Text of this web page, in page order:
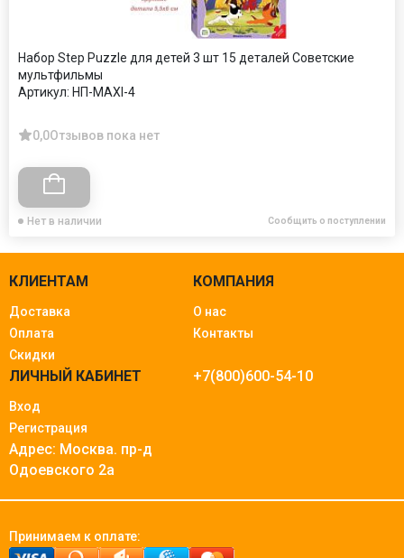
Набор Step Puzzle для детей 3 шт 15 деталей Советские
мультфильмы
Артикул: НП-MAXI-4
0,0Отзывов пока нет
Нет в наличии Сообщить о поступлении
КЛИЕНТАМ
Доставка
Оплата
Скидки
КОМПАНИЯ
О нас
Контакты
ЛИЧНЫЙ КАБИНЕТ
Вход
Регистрация
+7(800)600-54-10
Адрес: Москва. пр-д
Одоевского 2а
Принимаем к оплате: